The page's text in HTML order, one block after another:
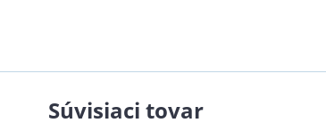
Súvisiaci tovar